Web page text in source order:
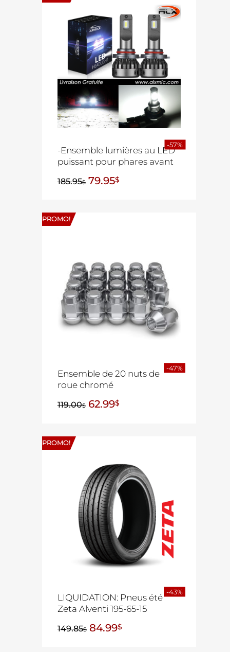
-Ensemble lumières au LED
puissant pour phares avant
185.95$ 79.95$
-57%
PROMO!
Ensemble de 20 nuts de
roue chromé
119.00$ 62.99$
-47%
PROMO!
LIQUIDATION: Pneus été
Zeta Alventi 195-65-15
149.85$ 84.99$
-43%